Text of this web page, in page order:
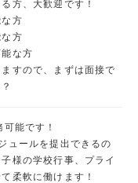
方、大歓迎です！
な方
な方
な方
すので、まずは面接で
能です！
ュールを提出できるの
様の学校行事、プライ
柔軟に働けます！